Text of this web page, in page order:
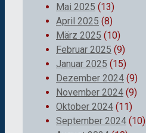
Mai 2025 (13)
April 2025 (8)
März 2025 (10)
Februar 2025 (9)
Januar 2025 (15)
Dezember 2024 (9)
November 2024 (9)
Oktober 2024 (11)
September 2024 (10)